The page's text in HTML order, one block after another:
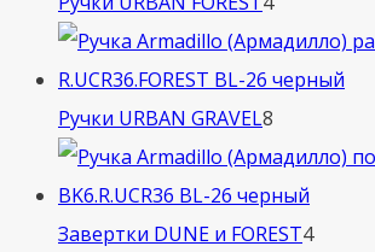
товара
Ручки URBAN GRAVEL8
товаров
Завертки DUNE и FOREST44